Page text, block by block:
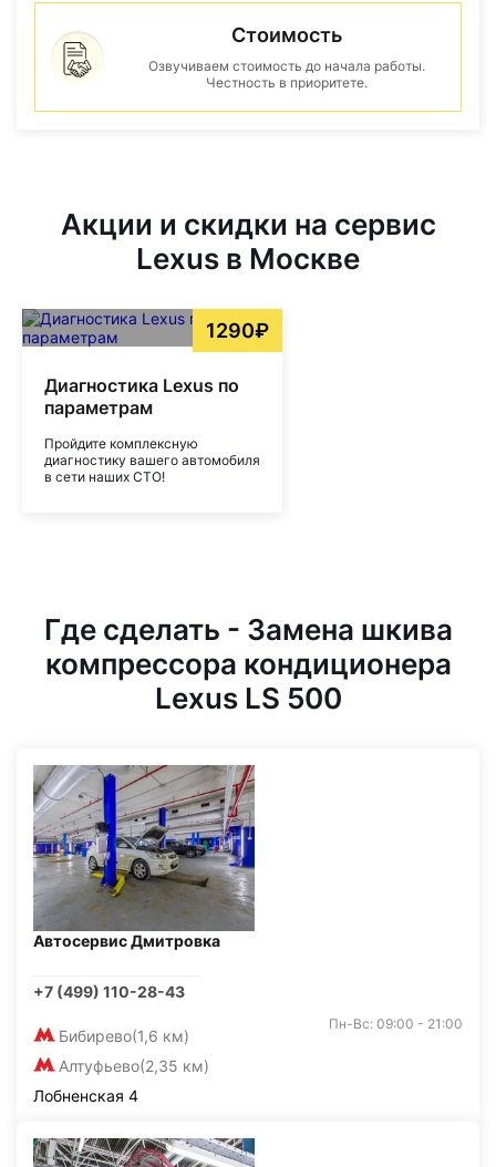
Стоимость
Озвучиваем стоимость до начала работы.
Честность в приоритете.
Акции и скидки на сервис
Lexus в Москве
1290₽
Диагностика Lexus по
параметрам
Пройдите комплексную
диагностику вашего автомобиля
в сети наших СТО!
Где сделать - Замена шкива
компрессора кондиционера
Lexus LS 500
Автосервис Дмитровка
+7 (499) 110-28-43
Бибирево(1,6 км)
Алтуфьево(2,35 км)
Пн-Вс: 09:00 - 21:00
Лобненская 4